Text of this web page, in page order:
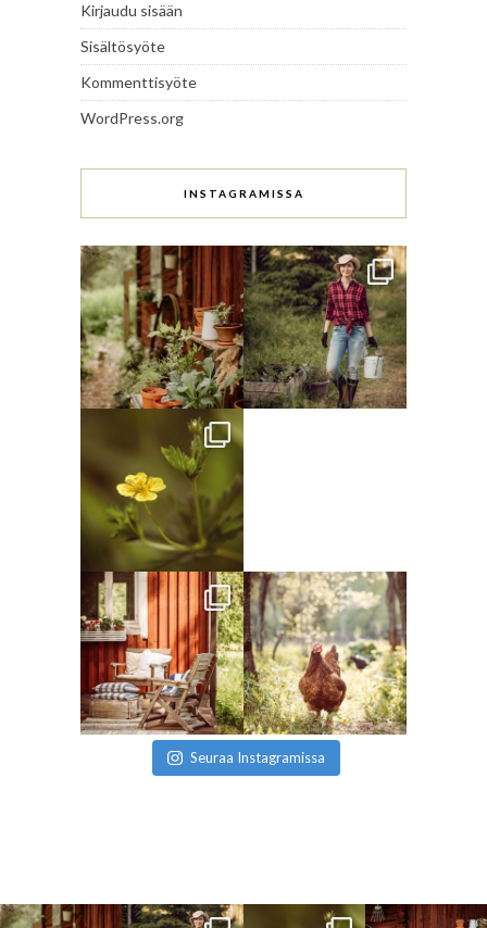
Kirjaudu sisään
Sisältösyöte
Kommenttisyöte
WordPress.org
INSTAGRAMISSA
Seuraa Instagramissa